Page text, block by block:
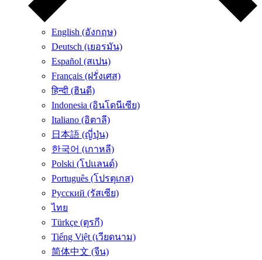
English (อังกฤษ)
Deutsch (เยอรมัน)
Español (สเปน)
Français (ฝรั่งเศส)
हिन्दी (ฮินดี)
Indonesia (อินโดนีเซีย)
Italiano (อิตาลี)
日本語 (ญี่ปุ่น)
한국어 (เกาหลี)
Polski (โปแลนด์)
Português (โปรตุเกส)
Русский (รัสเซีย)
ไทย
Türkçe (ตุรกี)
Tiếng Việt (เวียดนาม)
简体中文 (จีน)